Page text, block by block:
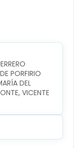
PORFIRIO
DEL
VICENTE